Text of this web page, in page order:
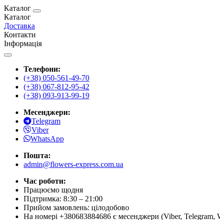
Каталог
Каталог
Доставка
Контакти
Інформація
Телефони:
(+38) 050-561-49-70
(+38) 067-812-95-42
(+38) 093-913-99-19
Месенджери:
Telegram
Viber
WhatsApp
Пошта:
admin@flowers-express.com.ua
Час роботи:
Працюємо щодня
Підтримка: 8:30 – 21:00
Прийом замовлень: цілодобово
На номері +380683884686 є месенджери (Viber, Telegram,